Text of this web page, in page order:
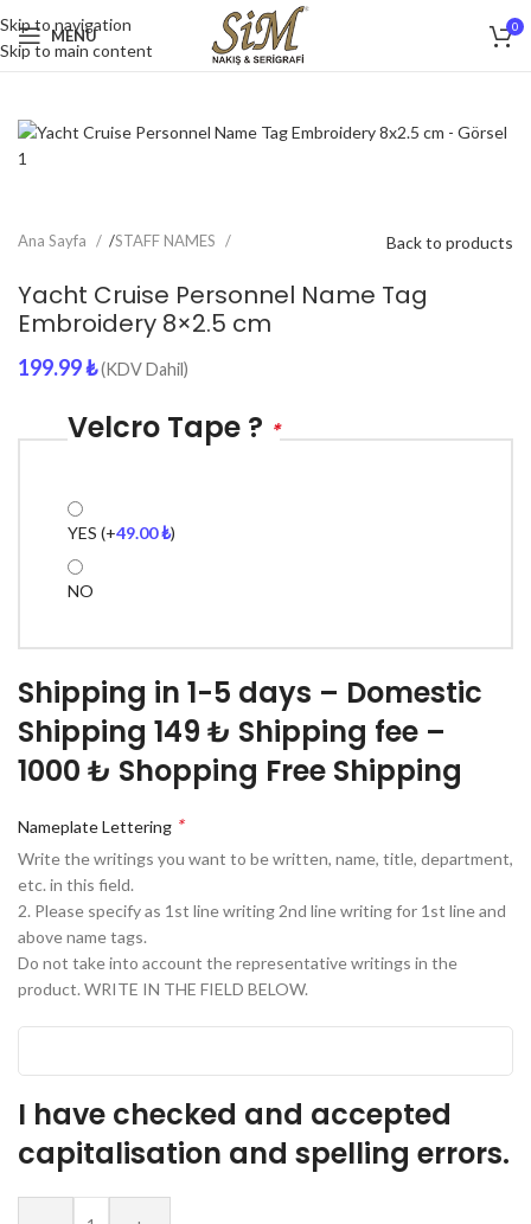
Skip to navigation
Skip to main content
MENU 0
Ana Sayfa /STAFF NAMES Back to products
Yacht Cruise Personnel Name Tag
Embroidery 8×2.5 cm
199.99₺(KDV Dahil)
Velcro Tape ? *
YES (+49.00₺)
NO
Shipping in 1-5 days – Domestic
Shipping 149 ₺ Shipping fee –
1000 ₺ Shopping Free Shipping
Nameplate Lettering *
Write the writings you want to be written, name, title, department,
etc. in this field.
2. Please specify as 1st line writing 2nd line writing for 1st line and
above name tags.
Do not take into account the representative writings in the
product. WRITE IN THE FIELD BELOW.
I have checked and accepted
capitalisation and spelling errors.